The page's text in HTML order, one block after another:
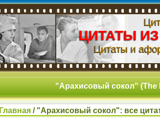
ЦИТАТЫ
Цитаты и
"Арахисовый сокол" (The
Главная / "Арахисовый сокол": все